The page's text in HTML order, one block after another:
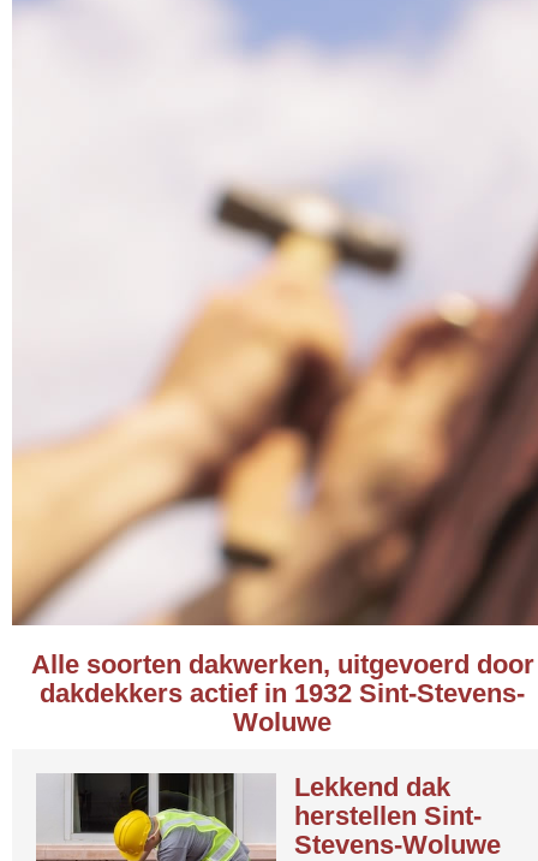
Alle soorten dakwerken, uitgevoerd door
dakdekkers actief in 1932 Sint-Stevens-
Woluwe
Lekkend dak
herstellen Sint-
Stevens-Woluwe